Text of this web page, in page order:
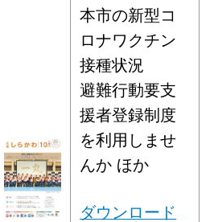
本市の新型コ
ロナワクチン
接種状況
避難行動要支
援者登録制度
を利用しませ
んか ほか
ダウンロード